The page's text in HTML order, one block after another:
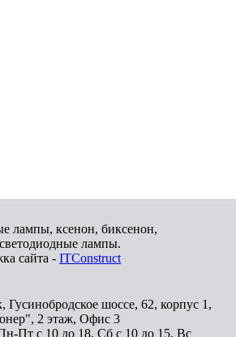
лампы, ксенон, биксенон,
лампы.
сайта - ITConstruct
, Гусинобродское шоссе, 62, корпус 1,
2 этаж, Офис 3
Пт с 10 до 18, Сб с 10 до 15, Вс